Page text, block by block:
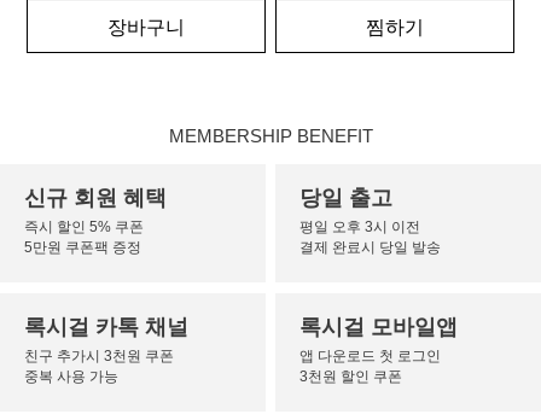
장바구니 찜하기
MEMBERSHIP BENEFIT
신규 회원 혜택
즉시 할인 5% 쿠폰
5만원 쿠폰팩 증정
당일 출고
평일 오후 3시 이전
결제 완료시 당일 발송
록시걸 카톡 채널
친구 추가시 3천원 쿠폰
중복 사용 가능
록시걸 모바일앱
앱 다운로드 첫 로그인
3천원 할인 쿠폰